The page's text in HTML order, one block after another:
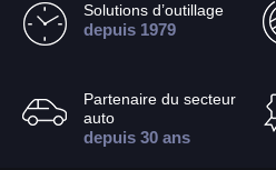
Solutions d’outillage
depuis 1979
Partenaire du secteur
auto
depuis 30 ans